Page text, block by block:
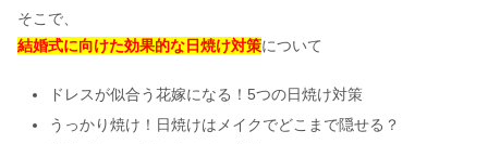
そこで、
結婚式に向けた効果的な日焼け対策について
ドレスが似合う花嫁になる！5つの日焼け対策
うっかり焼け！日焼けはメイクでどこまで隠せる？